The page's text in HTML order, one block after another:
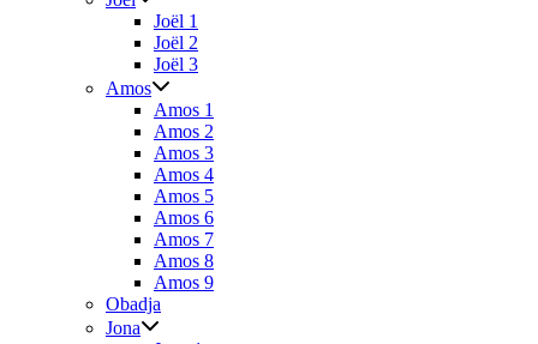
Joël 1
Joël 2
Joël 3
Amos
Amos 1
Amos 2
Amos 3
Amos 4
Amos 5
Amos 6
Amos 7
Amos 8
Amos 9
Obadja
Jona